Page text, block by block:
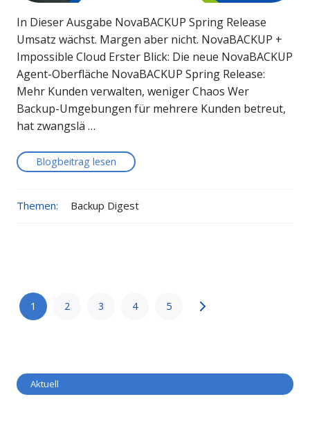
In Dieser Ausgabe NovaBACKUP Spring Release
Umsatz wächst. Margen aber nicht. NovaBACKUP +
Impossible Cloud Erster Blick: Die neue NovaBACKUP
Agent-Oberfläche NovaBACKUP Spring Release:
Mehr Kunden verwalten, weniger Chaos Wer
Backup-Umgebungen für mehrere Kunden betreut,
hat zwangslä …
Blogbeitrag lesen
Themen: Backup Digest
1 2 3 4 5
Aktuell